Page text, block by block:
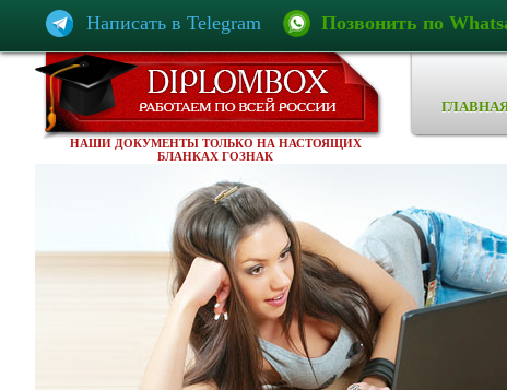
Написать в Telegram Позвонить по
НАШИ ДОКУМЕНТЫ ТОЛЬКО НА НАСТОЯЩИХ
БЛАНКАХ ГОЗНАК